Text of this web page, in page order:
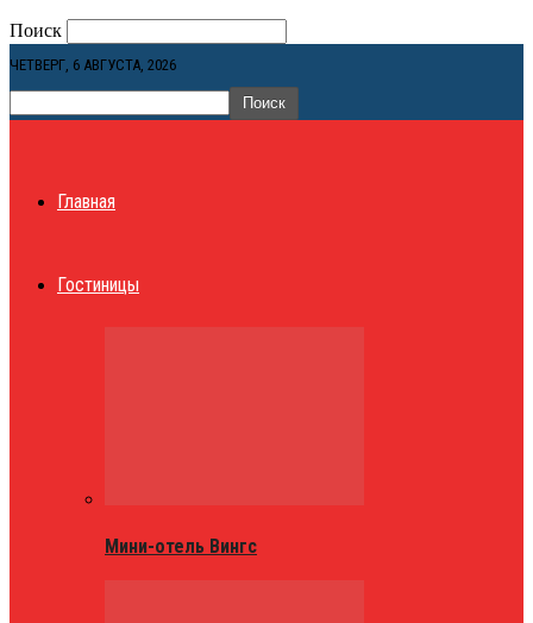
Поиск
ЧЕТВЕРГ, 6 АВГУСТА, 2026
Главная
Гостиницы
Мини-отель Вингс